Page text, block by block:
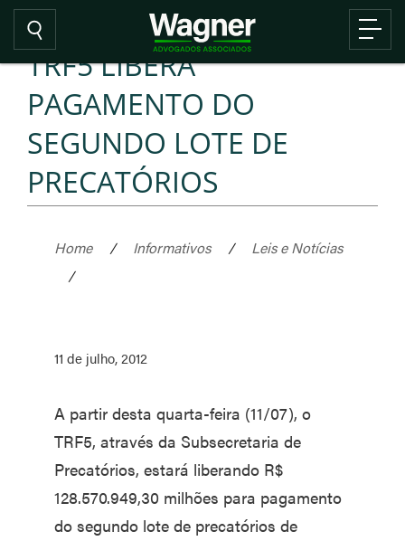
TRF5 LIBERA
PAGAMENTO DO
SEGUNDO LOTE DE
PRECATÓRIOS
Home / Informativos /
Leis e Notícias
/
11 de julho, 2012
A partir desta quarta-feira (11/07), o
TRF5, através da Subsecretaria de
Precatórios, estará liberando R$
128.570.949,30 milhões para pagamento
do segundo lote de precatórios de